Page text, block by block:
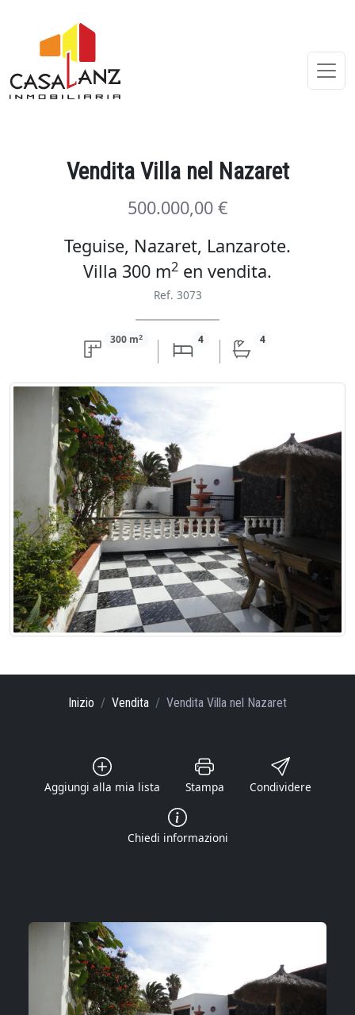
Vendita Villa nel Nazaret
500.000,00 €
Teguise, Nazaret, Lanzarote.
Villa 300 m2 en vendita.
Ref. 3073
300 m2 4 4
Inizio Vendita Vendita Villa nel Nazaret
Aggiungi alla mia lista Stampa Condividere
Chiedi informazioni